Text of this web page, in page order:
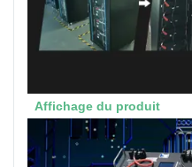
Affichage du produit